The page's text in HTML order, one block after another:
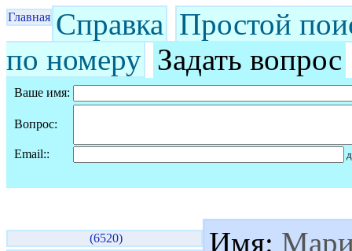
Главная Справка Простой
по номеру Задать вопрос
Ваше имя:
Вопрос:
Email::
(6520)
Имя: